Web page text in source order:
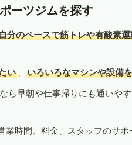
ーツジムを探す
分のペースで筋トレや有酸素
い 、 いろいろなマシンや設備
ら早朝や仕事帰りにも通いや
業時間、料金、スタッフのサポ